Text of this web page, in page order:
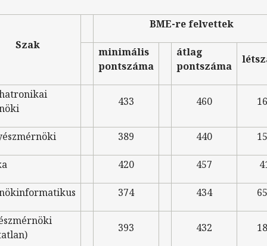
Szak
BME-re felvettek
minimális
pontszáma
átlag
pontszáma
433 460
389 440
420 457
374 434
393 432